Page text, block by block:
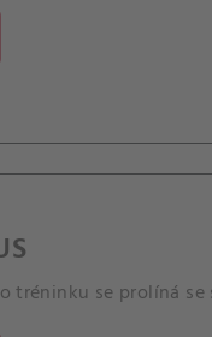
tréninku se prolíná